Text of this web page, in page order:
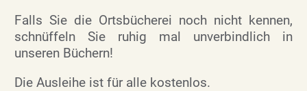
Falls Sie die Ortsbücherei noch nicht kennen,
schnüffeln Sie ruhig mal unverbindlich in
unseren Büchern!
Die Ausleihe ist für alle kostenlos.